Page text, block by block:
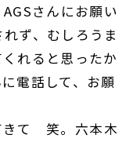
さんにお願い
ず、むしろうま
れると思ったか
電話して、お願
きて 笑。六本木